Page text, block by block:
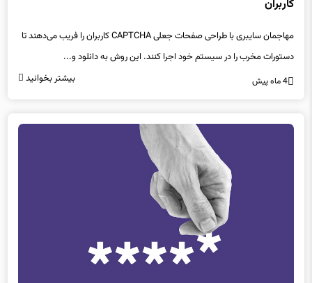
کاربران
مهاجمان سایبری با طراحی صفحات جعلی CAPTCHA کاربران را فریب می‌دهند تا
دستورات مخرب را در سیستم خود اجرا کنند. این روش به دانلود و...
4 ماه پیش بیشتر بخوانید